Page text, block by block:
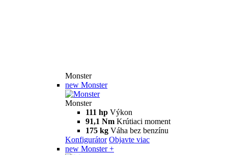
Monster
new Monster
Monster
111 hp Výkon
91,1 Nm Krútiaci moment
175 kg Váha bez benzínu
Konfigurátor Objavte viac
new Monster +